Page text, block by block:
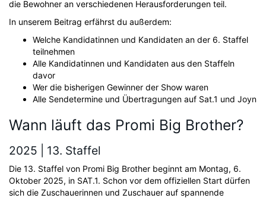
die Bewohner an verschiedenen Herausforderungen teil.
In unserem Beitrag erfährst du außerdem:
Welche Kandidatinnen und Kandidaten an der 6. Staffel
teilnehmen
Alle Kandidatinnen und Kandidaten aus den Staffeln
davor
Wer die bisherigen Gewinner der Show waren
Alle Sendetermine und Übertragungen auf Sat.1 und Joyn
Wann läuft das Promi Big Brother?
2025 | 13. Staffel
Die 13. Staffel von Promi Big Brother beginnt am Montag, 6.
Oktober 2025, in SAT.1. Schon vor dem offiziellen Start dürfen
sich die Zuschauerinnen und Zuschauer auf spannende